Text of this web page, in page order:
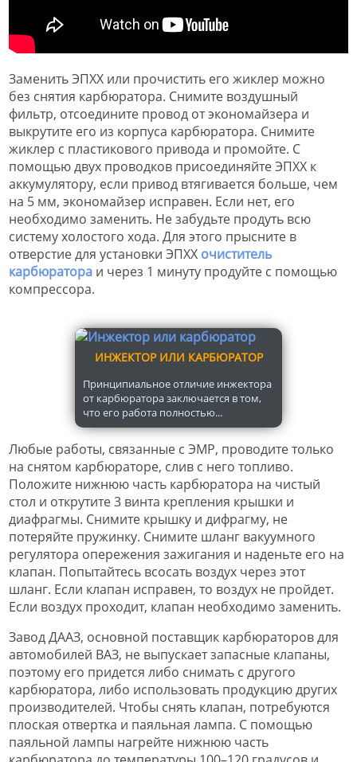
Заменить ЭПХХ или прочистить его жиклер можно
без снятия карбюратора. Снимите воздушный
фильтр, отсоедините провод от экономайзера и
выкрутите его из корпуса карбюратора. Снимите
жиклер с пластикового привода и промойте. С
помощью двух проводков присоединяйте ЭПХХ к
аккумулятору, если привод втягивается больше, чем
на 5 мм, экономайзер исправен. Если нет, его
необходимо заменить. Не забудьте продуть всю
систему холостого хода. Для этого прысните в
отверстие для установки ЭПХХ очиститель
карбюратора и через 1 минуту продуйте с помощью
компрессора.
ИНЖЕКТОР ИЛИ КАРБЮРАТОР
Принципиальное отличие инжектора
от карбюратора заключается в том,
что его работа полностью...
Любые работы, связанные с ЭМР, проводите только
на снятом карбюраторе, слив с него топливо.
Положите нижнюю часть карбюратора на чистый
стол и открутите 3 винта крепления крышки и
диафрагмы. Снимите крышку и дифрагму, не
потеряйте пружинку. Снимите шланг вакуумного
регулятора опережения зажигания и наденьте его на
клапан. Попытайтесь всосать воздух через этот
шланг. Если клапан исправен, то воздух не пройдет.
Если воздух проходит, клапан необходимо заменить.
Завод ДААЗ, основной поставщик карбюраторов для
автомобилей ВАЗ, не выпускает запасные клапаны,
поэтому его придется либо снимать с другого
карбюратора, либо использовать продукцию других
производителей. Чтобы снять клапан, потребуются
плоская отвертка и паяльная лампа. С помощью
паяльной лампы нагрейте нижнюю часть